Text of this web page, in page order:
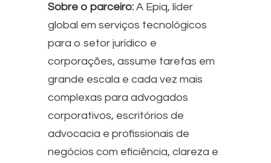
Sobre o parceiro: A Epiq, líder
global em serviços tecnológicos
para o setor jurídico e
corporações, assume tarefas em
grande escala e cada vez mais
complexas para advogados
corporativos, escritórios de
advocacia e profissionais de
negócios com eficiência, clareza e